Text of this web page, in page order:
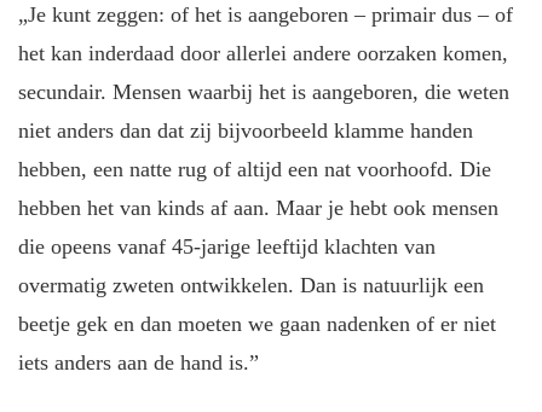
„Je kunt zeggen: of het is aangeboren – primair dus – of
het kan inderdaad door allerlei andere oorzaken komen,
secundair. Mensen waarbij het is aangeboren, die weten
niet anders dan dat zij bijvoorbeeld klamme handen
hebben, een natte rug of altijd een nat voorhoofd. Die
hebben het van kinds af aan. Maar je hebt ook mensen
die opeens vanaf 45-jarige leeftijd klachten van
overmatig zweten ontwikkelen. Dan is natuurlijk een
beetje gek en dan moeten we gaan nadenken of er niet
iets anders aan de hand is.”